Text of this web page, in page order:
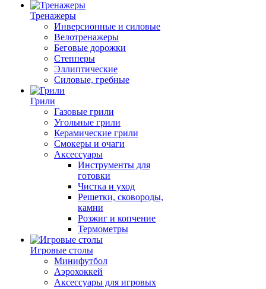
Тренажеры
Инверсионные и силовые
Велотренажеры
Беговые дорожки
Степперы
Эллиптические
Силовые, гребные
Грили
Газовые грили
Угольные грили
Керамические грили
Смокеры и очаги
Аксессуары
Инструменты для
готовки
Чистка и уход
Решетки, сковороды,
камни
Розжиг и копчение
Термометры
Игровые столы
Минифутбол
Аэрохоккей
Аксессуары для игровых